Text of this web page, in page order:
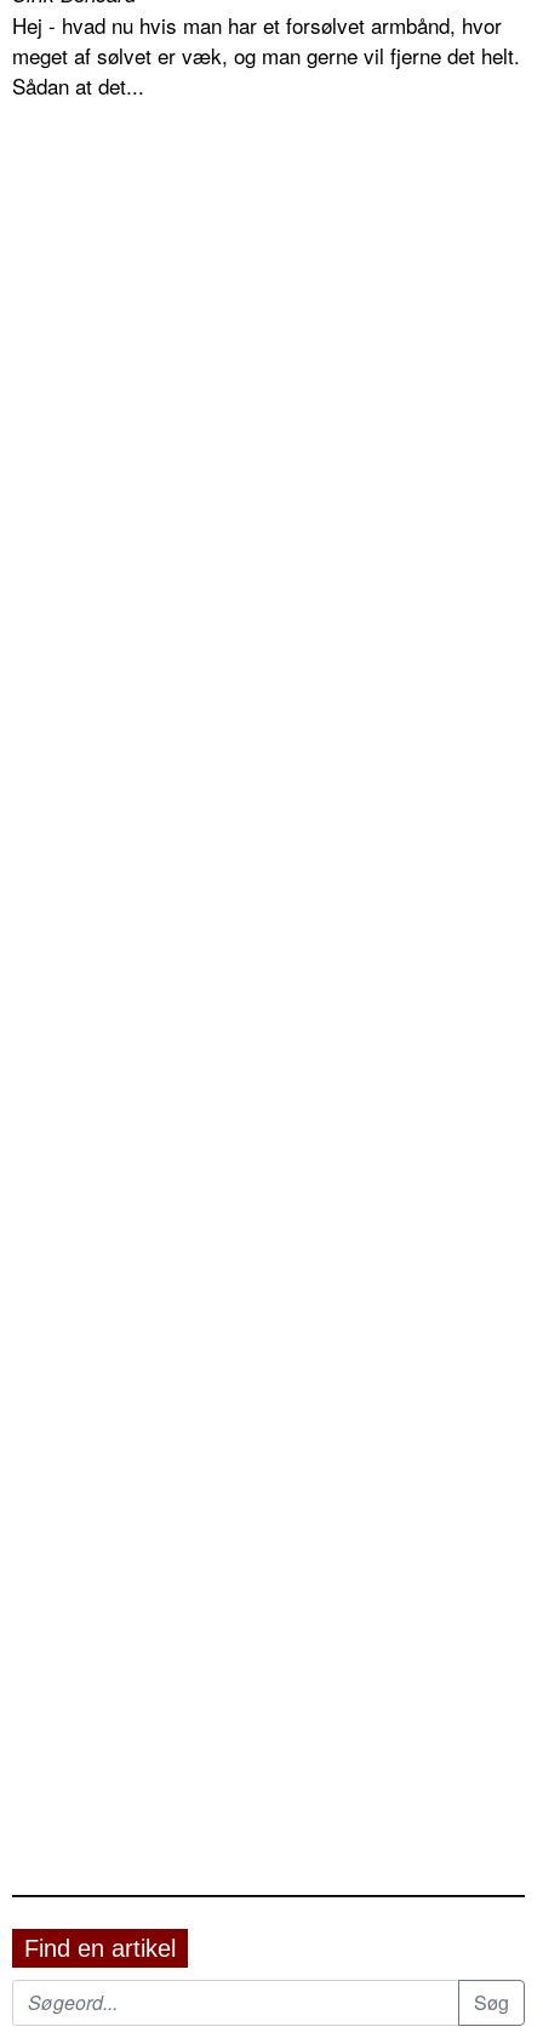
Hej - hvad nu hvis man har et forsølvet armbånd, hvor
meget af sølvet er væk, og man gerne vil fjerne det helt.
Sådan at det...
Find en artikel